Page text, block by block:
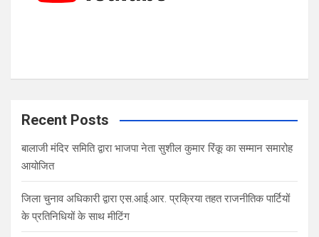
Recent Posts
बालाजी मंदिर समिति द्वारा भाजपा नेता सुशील कुमार रिंकू का सम्मान समारोह
आयोजित
जिला चुनाव अधिकारी द्वारा एस.आई.आर. प्रक्रिया तहत राजनीतिक पार्टियों
के प्रतिनिधियों के साथ मीटिंग